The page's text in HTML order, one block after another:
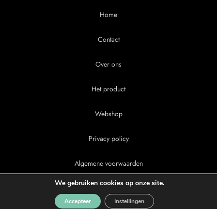
Home
Contact
Over ons
Het product
Webshop
Privacy policy
Algemene voorwaarden
Copyright 2026, Thorndown
We gebruiken cookies op onze site.
Accepteer Instellingen